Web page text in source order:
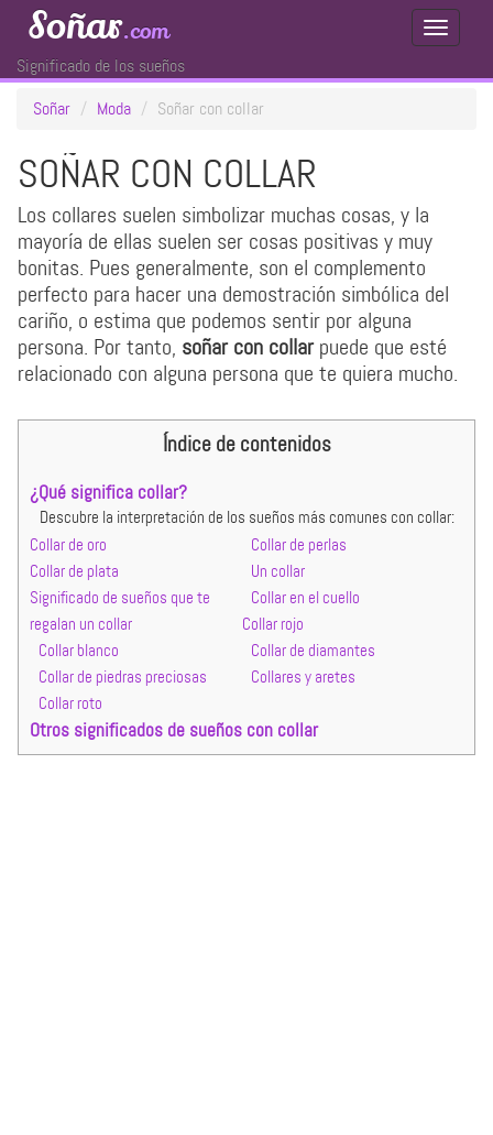
Toggle
Soñar.com
Significado de los sueños
Soñar
Moda Soñar con collar
SOÑAR CON COLLAR
Los collares suelen simbolizar muchas cosas, y la
mayoría de ellas suelen ser cosas positivas y muy
bonitas. Pues generalmente, son el complemento
perfecto para hacer una demostración simbólica del
cariño, o estima que podemos sentir por alguna
persona. Por tanto, soñar con collarpuede que esté
relacionado con alguna persona que te quiera mucho.
Índice de contenidos
¿Qué significa collar?
Descubre la interpretación de los sueños más comunes con collar:
Collar de oro
Collar de perlas
Collar de plata
Un collar
Significado de sueños que te
regalan un collar
Collar en el cuello
Collar rojo
Collar blanco
Collar de diamantes
Collar de piedras preciosas
Collares y aretes
Collar roto
Otros significados de sueños con collar